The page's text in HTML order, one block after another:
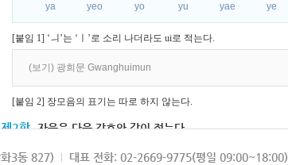
ya
yeo
yo
yu
yae
ye
[붙임 1] ‘ㅢ’는 ‘ㅣ’로 소리 나더라도 ui로 적는다.
(보기) 광희문 Gwanghuimun
[붙임 2] 장모음의 표기는 따로 하지 않는다.
제2항 자음은 다음 각호와 같이 적는다.
1. 파열음
3동 827) 대표 전화: 02-2669-9775(평일 09:00~18:00)